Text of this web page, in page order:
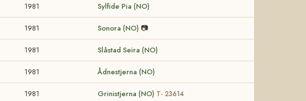
1981 Sylfide Pia (NO)
1981 Sonora (NO) 📷
1981 Slåstad Seira (NO)
1981 Ådnestjerna (NO)
1981 Grinistjerna (NO) T- 23614